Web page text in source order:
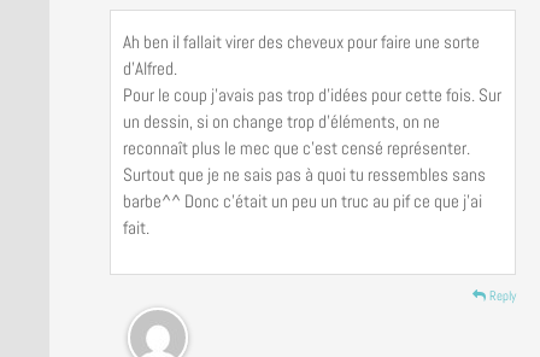
Ah ben il fallait virer des cheveux pour faire une sorte
d’Alfred.
Pour le coup j’avais pas trop d’idées pour cette fois. Sur
un dessin, si on change trop d’éléments, on ne
reconnaît plus le mec que c’est censé représenter.
Surtout que je ne sais pas à quoi tu ressembles sans
barbe^^ Donc c’était un peu un truc au pif ce que j’ai
fait.
Reply